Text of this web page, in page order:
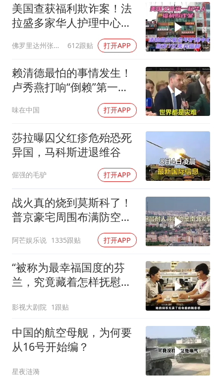
江苏发布台风蓝色预警
东方之约 相约未来
美国查获福利欺诈案！法
拉盛多家华人护理中心欺
佛罗里达州张司令 612跟贴 打开APP
赖清德最怕的事情发生！
卢秀燕打响“倒赖”第一
味在中国 打开APP
莎拉曝囚父红疹危殆恐死
异国，马科斯进退维谷
倔强的毛驴 打开APP
战火真的烧到莫斯科了！
普京豪宅周围布满防空
塔，大战一触即发2
阿芒娱乐说 1335跟贴 打开APP
“被称为最幸福国度的芬
兰，究竟藏着怎样抚慰人
影视大剧院 1跟贴
中国的航空母舰，为何要
从16号开始编？
星夜涟漪